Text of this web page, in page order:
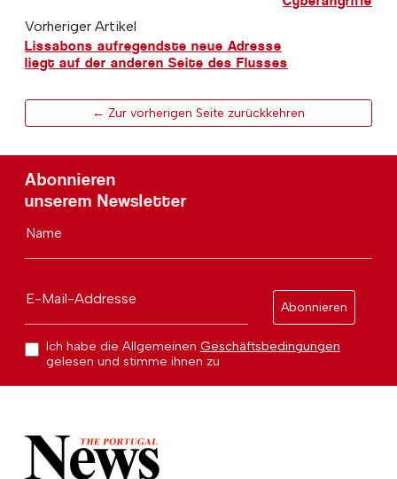
Vorheriger Artikel
Lissabons aufregendste neue Adresse
liegt auf der anderen Seite des Flusses
← Zur vorherigen Seite zurückkehren
Abonnieren
unserem Newsletter
Name
E-Mail-Addresse
Abonnieren
Ich habe die Allgemeinen Geschäftsbedingungen
gelesen und stimme ihnen zu